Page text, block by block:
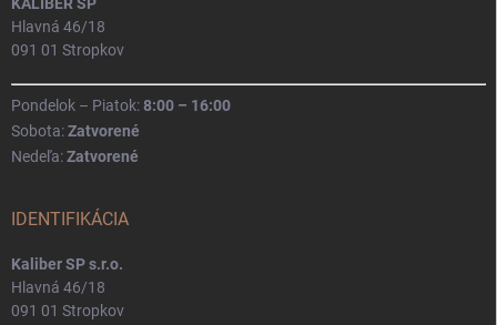
Hlavná 46/18
091 01 Stropkov
Pondelok – Piatok:8:00 – 16:00
Sobota:Zatvorené
Nedeľa:Zatvorené
IDENTIFIKÁCIA
Kaliber SP s.r.o.
Hlavná 46/18
091 01 Stropkov